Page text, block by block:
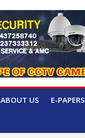
ABOUT US E-PAPERS